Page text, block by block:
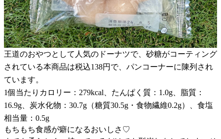
王道のおやつとして人気のドーナツで、砂糖がコーティング
されている本商品は税込138円で、パンコーナーに陳列され
ています。
1個当たりカロリー：279kcal、たんぱく質：1.0g、脂質：
16.9g、炭水化物：30.7g（糖質30.5g・食物繊維0.2g）、食塩
相当量：0.5g
もちもち食感が癖になるおいしさ♡